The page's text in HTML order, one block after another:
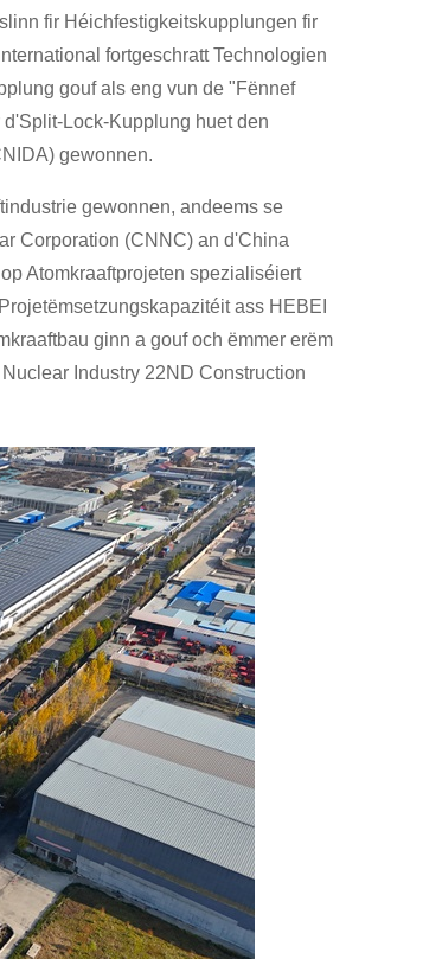
fir Héichfestigkeitskupplungen fir
fortgeschratt Technologien
gouf als eng vun de "Fënnef
Lock-Kupplung huet den
gewonnen.
gewonnen, andeems se
Corporation (CNNC) an d'China
Atomkraaftprojeten spezialiséiert
ass HEBEI
ginn a gouf och ëmmer erëm
Industry 22ND Construction